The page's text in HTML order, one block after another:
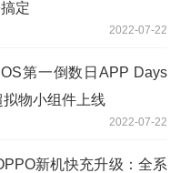
定
2022-07-22
第一倒数日APP Days
拟物小组件上线
2022-07-22
新机快充升级：全系